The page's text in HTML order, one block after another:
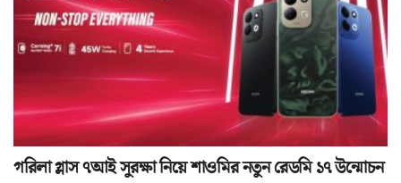
গরিলা গ্লাস ৭আই সুরক্ষা নিয়ে শাওমির নতুন রেডমি ১৭ উন্মোচন